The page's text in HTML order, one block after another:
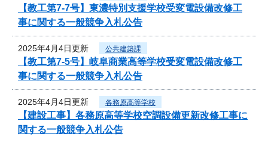
【教工第7-7号】東濃特別支援学校受変電設備改修工
事に関する一般競争入札公告
2025年4月4日更新 公共建築課
【教工第7-5号】岐阜商業高等学校受変電設備改修工
事に関する一般競争入札公告
2025年4月4日更新 各務原高等学校
【建設工事】各務原高等学校空調設備更新改修工事に
関する一般競争入札公告